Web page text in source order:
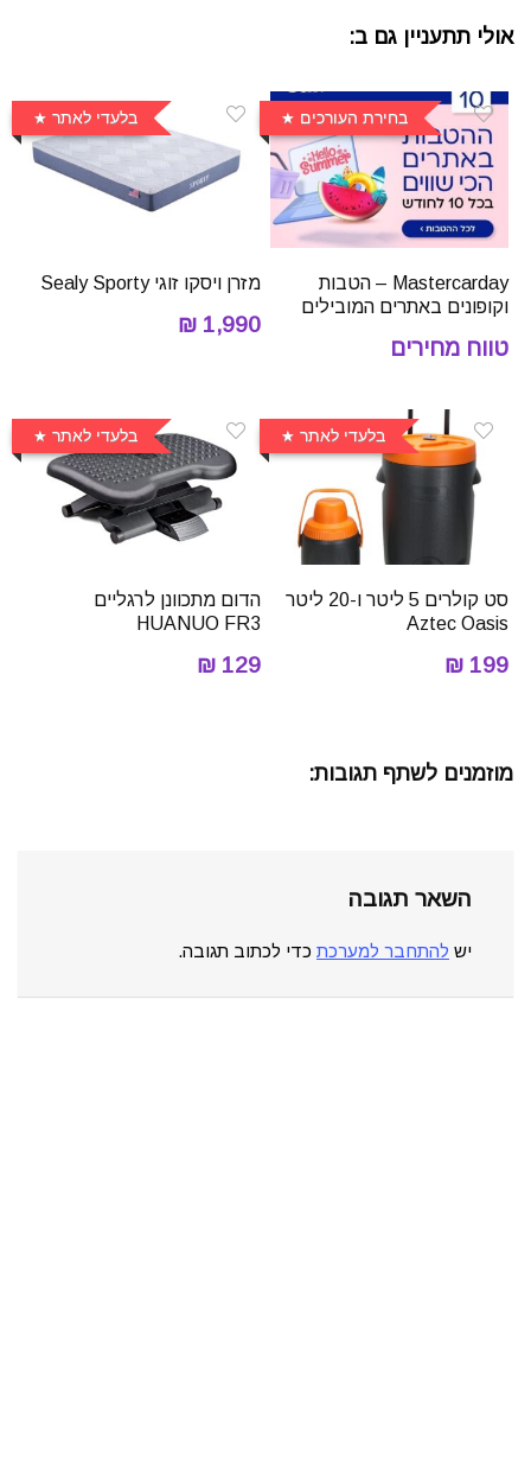
אולי תתעניין גם ב:
בחירת העורכים
Mastercarday – הטבות
וקופונים באתרים המובילים
טווח מחירים
בלעדי לאתר
מזרן ויסקו זוגי Sealy Sporty
1,990 ₪
בלעדי לאתר
סט קולרים 5 ליטר ו-20 ליטר
Aztec Oasis
199 ₪
בלעדי לאתר
הדום מתכוונן לרגליים
HUANUO FR3
129 ₪
מוזמנים לשתף תגובות:
השאר תגובה
יש להתחבר למערכת כדי לכתוב תגובה.